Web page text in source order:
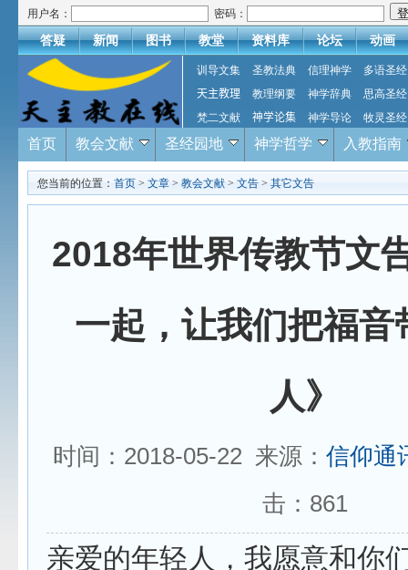
用户名： 密码：
答疑 新闻 图书 教堂 资料库 论坛 动画
训导文集 圣教法典 信理神学
多语圣经
天主教理
教理纲要 神学辞典
思高圣经
梵二文献
神学论集 神学导论 牧灵圣经
首页 教会文献 圣经园地 神学哲学 入教指南
您当前的位置： 首页 > 文章 > 教会文献 > 文告 > 其它文告
2018年世界传教节文
一起，让我们把福音
人》
时间：2018-05-22 来源： 信仰通
击： 861
亲爱的年轻人，我愿意和你